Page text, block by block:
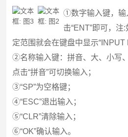
①数字输入键，输
击“ENT”即可，
定范围就会在键盘中显示“INPUT
②名称输入键：拼音、大、小写
点击“拼音”可切换输入；
③“SP”为空格键；
④“ESC”退出输入；
⑤“CLR”清除输入；
⑥“OK”确认输入。